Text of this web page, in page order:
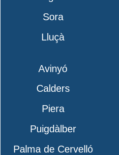
Sora
Lluçà
Avinyó
Calders
Piera
Puigdàlber
Palma de Cervelló